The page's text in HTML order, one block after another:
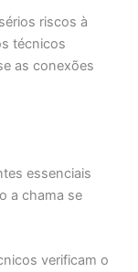
riscos à
técnicos
as conexões
essenciais
a chama se
verificam o